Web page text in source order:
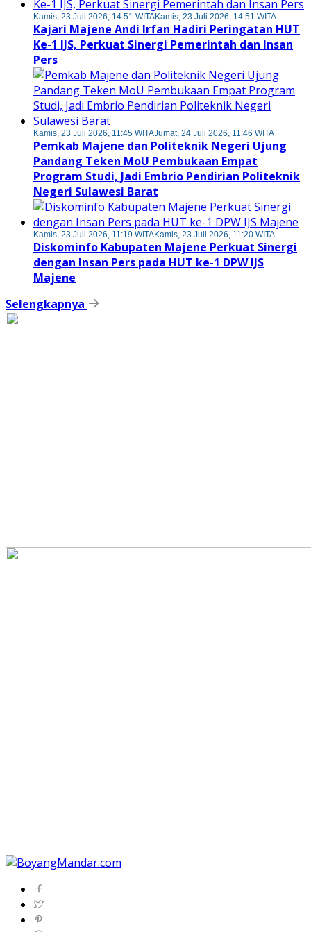
Kamis, 23 Juli 2026, 14:51 WITAKamis, 23 Juli 2026, 14:51 WITA
Kajari Majene Andi Irfan Hadiri Peringatan HUT
Ke-1 IJS, Perkuat Sinergi Pemerintah dan Insan
Pers
Kamis, 23 Juli 2026, 11:45 WITAJumat, 24 Juli 2026, 11:46 WITA
Pemkab Majene dan Politeknik Negeri Ujung
Pandang Teken MoU Pembukaan Empat
Program Studi, Jadi Embrio Pendirian Politeknik
Negeri Sulawesi Barat
Kamis, 23 Juli 2026, 11:19 WITAKamis, 23 Juli 2026, 11:20 WITA
Diskominfo Kabupaten Majene Perkuat Sinergi
dengan Insan Pers pada HUT ke-1 DPW IJS
Majene
Selengkapnya